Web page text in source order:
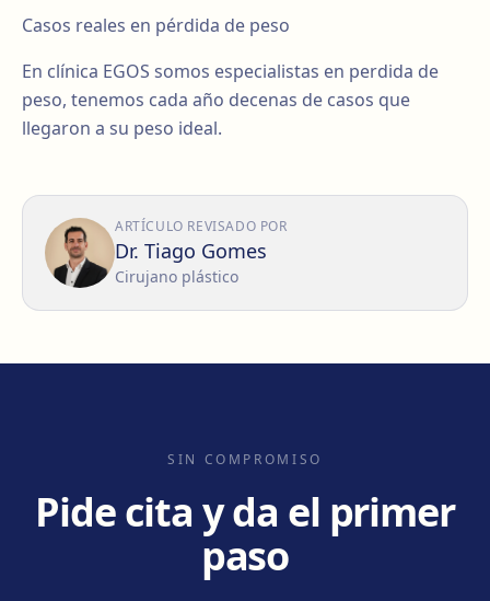
Casos reales en pérdida de peso
En clínica EGOS somos especialistas en perdida de
peso, tenemos cada año decenas de casos que
llegaron a su peso ideal.
ARTÍCULO REVISADO POR
Dr. Tiago Gomes
Cirujano plástico
SIN COMPROMISO
Pide cita y da el primer
paso